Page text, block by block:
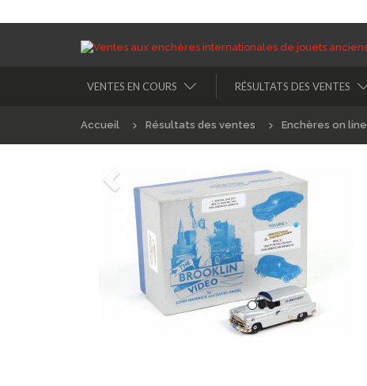
VENTES EN COURS RÉSULTATS DES VENTES
Accueil Résultats des ventes Enchères on line
Précédént